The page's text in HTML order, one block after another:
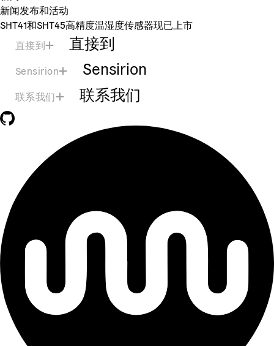
新闻发布和活动
SHT41和SHT45高精度温湿度传感器现已上市
直接到
直接到
Sensirion Sensirion
联系我们 联系我们